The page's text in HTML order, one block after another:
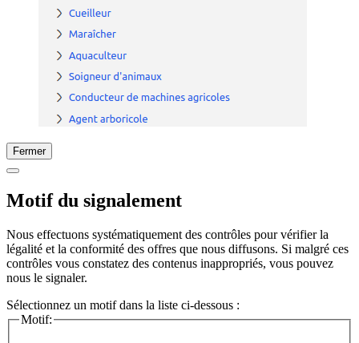
Fermer
Motif du signalement
Nous effectuons systématiquement des contrôles pour vérifier la
légalité et la conformité des offres que nous diffusons. Si malgré ces
contrôles vous constatez des contenus inappropriés, vous pouvez
nous le signaler.
Sélectionnez un motif dans la liste ci-dessous :
Motif: